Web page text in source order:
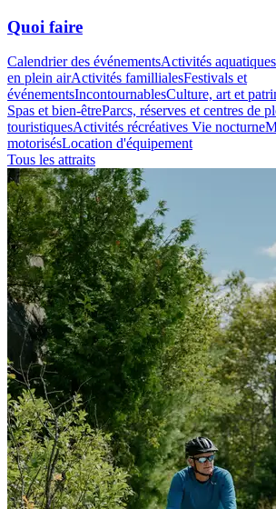
Quoi faire
Calendrier des événementsActivités
en plein airActivités famillialesFestivals et
événementsIncontournablesCulture, art et
Spas et bien-êtreParcs, réserves et centres de
touristiquesActivités récréatives Vie nocturne
motorisésLocation d'équipement
Tous les attraits